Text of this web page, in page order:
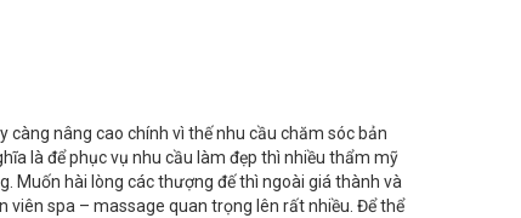
nâng cao chính vì thế nhu cầu chăm sóc bản
là để phục vụ nhu cầu làm đẹp thì nhiều thẩm mỹ
Muốn hài lòng các thượng đế thì ngoài giá thành và
viên spa – massage quan trọng lên rất nhiều. Để thể